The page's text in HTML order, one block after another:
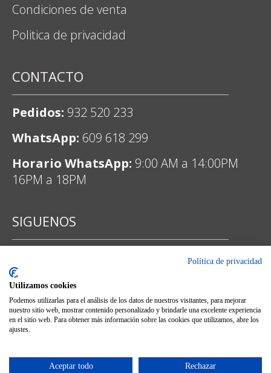
Condiciones de venta
Politica de privacidad
CONTACTO
Pedidos: 932 520 233
WhatsApp: 609 618 299
Horario WhatsApp: 9:00 AM a 14:00PM
16PM a 18PM
SIGUENOS
Facebook
Política de privacidad
Utilizamos cookies
Podemos utilizarlas para el análisis de los datos de nuestros visitantes, para mejorar
nuestro sitio web, mostrar contenido personalizado y brindarle una excelente experiencia
en el sitio web. Para obtener más información sobre las cookies que utilizamos, abre los
ajustes.
Aceptar todo Rechazar